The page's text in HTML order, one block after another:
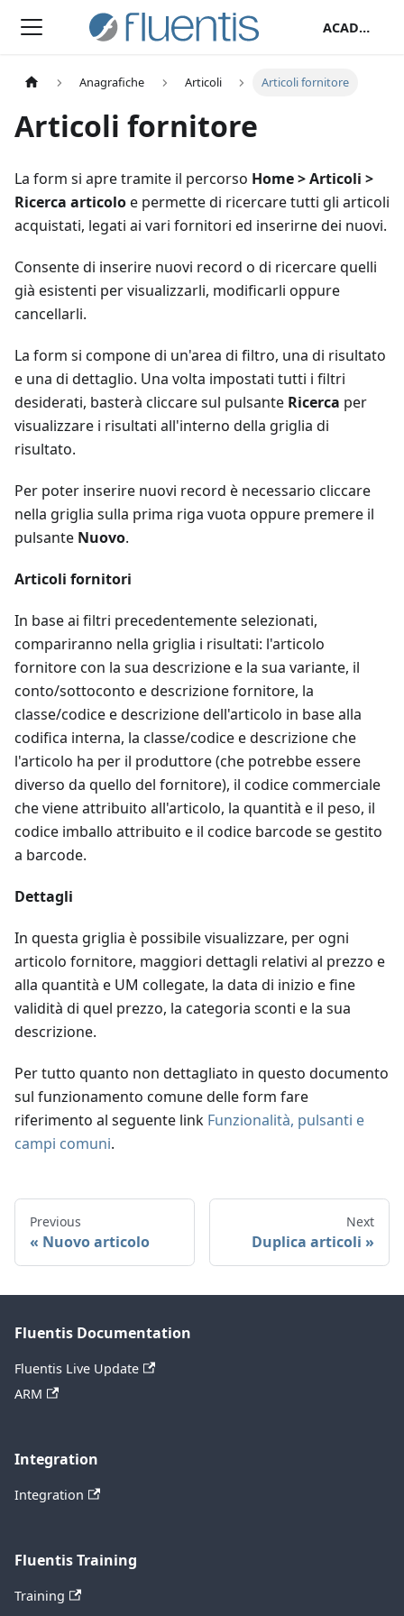
ACADEMY
Anagrafiche Articoli Articoli fornitore
Articoli fornitore
La form si apre tramite il percorso Home > Articoli >
Ricerca articoloe permette di ricercare tutti gli articoli
acquistati, legati ai vari fornitori ed inserirne dei nuovi.
Consente di inserire nuovi record o di ricercare quelli
già esistenti per visualizzarli, modificarli oppure
cancellarli.
La form si compone di un'area di filtro, una di risultato
e una di dettaglio. Una volta impostati tutti i filtri
desiderati, basterà cliccare sul pulsante Ricerca per
visualizzare i risultati all'interno della griglia di
risultato.
Per poter inserire nuovi record è necessario cliccare
nella griglia sulla prima riga vuota oppure premere il
pulsante Nuovo.
Articoli fornitori
In base ai filtri precedentemente selezionati,
compariranno nella griglia i risultati: l'articolo
fornitore con la sua descrizione e la sua variante, il
conto/sottoconto e descrizione fornitore, la
classe/codice e descrizione dell'articolo in base alla
codifica interna, la classe/codice e descrizione che
l'articolo ha per il produttore (che potrebbe essere
diverso da quello del fornitore), il codice commerciale
che viene attribuito all'articolo, la quantità e il peso, il
codice imballo attribuito e il codice barcode se gestito
a barcode.
Dettagli
In questa griglia è possibile visualizzare, per ogni
articolo fornitore, maggiori dettagli relativi al prezzo e
alla quantità e UM collegate, la data di inizio e fine
validità di quel prezzo, la categoria sconti e la sua
descrizione.
Per tutto quanto non dettagliato in questo documento
sul funzionamento comune delle form fare
riferimento al seguente link Funzionalità, pulsanti e
campi comuni.
Previous
Nuovo articolo
Next
Duplica articoli
Fluentis Documentation
Fluentis Live Update
ARM
Integration
Integration
Fluentis Training
Training